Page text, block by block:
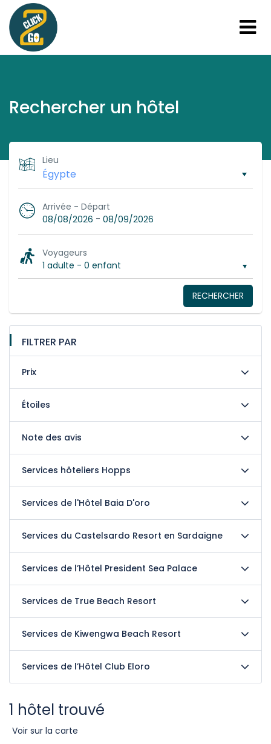
Rechercher un hôtel
Lieu
Arrivée - Départ
08/08/2026 - 08/09/2026
Voyageurs
1 adulte - 0 enfant
RECHERCHER
FILTRER PAR
Prix
Étoiles
Note des avis
Services hôteliers Hopps
Services de l'Hôtel Baia D'oro
Services du Castelsardo Resort en Sardaigne
Services de l’Hôtel President Sea Palace
Services de True Beach Resort
Services de Kiwengwa Beach Resort
Services de l’Hôtel Club Eloro
1 hôtel trouvé
Voir sur la carte